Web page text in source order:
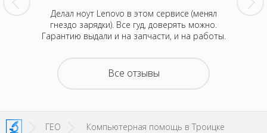
за
Делал ноут Lenovo в этом сервисе (менял
гнездо зарядки). Все гуд, доверять можно.
Гарантию выдали и на запчасти, и на работы.
Была
не
Все отзывы
ГЕО Компьютерная помощь в Троицке